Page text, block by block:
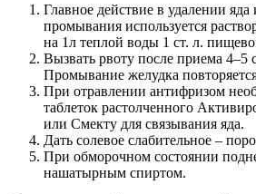
Главное действие в удалении
промывания используется
на 1л теплой воды 1 ст. л.
Вызвать рвоту после приема 4–5
Промывание желудка
При отравлении антифризом
таблеток растолченного
или Смекту для связывания яда.
Дать солевое слабительное –
При обморочном состоянии
нашатырным спиртом.